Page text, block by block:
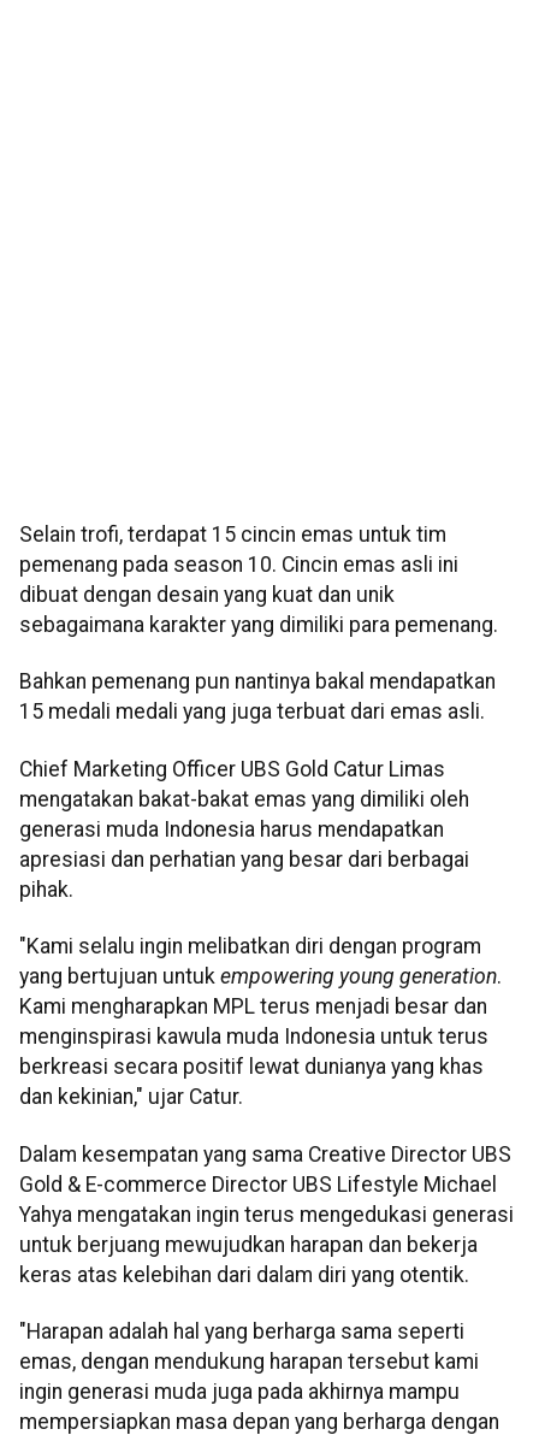
Selain trofi, terdapat 15 cincin emas untuk tim
pemenang pada season 10. Cincin emas asli ini
dibuat dengan desain yang kuat dan unik
sebagaimana karakter yang dimiliki para pemenang.
Bahkan pemenang pun nantinya bakal mendapatkan
15 medali medali yang juga terbuat dari emas asli.
Chief Marketing Officer UBS Gold Catur Limas
mengatakan bakat-bakat emas yang dimiliki oleh
generasi muda Indonesia harus mendapatkan
apresiasi dan perhatian yang besar dari berbagai
pihak.
"Kami selalu ingin melibatkan diri dengan program
yang bertujuan untuk empowering young generation.
Kami mengharapkan MPL terus menjadi besar dan
menginspirasi kawula muda Indonesia untuk terus
berkreasi secara positif lewat dunianya yang khas
dan kekinian," ujar Catur.
Dalam kesempatan yang sama Creative Director UBS
Gold & E-commerce Director UBS Lifestyle Michael
Yahya mengatakan ingin terus mengedukasi generasi
untuk berjuang mewujudkan harapan dan bekerja
keras atas kelebihan dari dalam diri yang otentik.
"Harapan adalah hal yang berharga sama seperti
emas, dengan mendukung harapan tersebut kami
ingin generasi muda juga pada akhirnya mampu
mempersiapkan masa depan yang berharga dengan